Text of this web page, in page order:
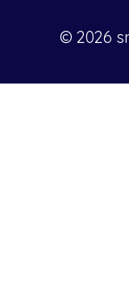
© 2026